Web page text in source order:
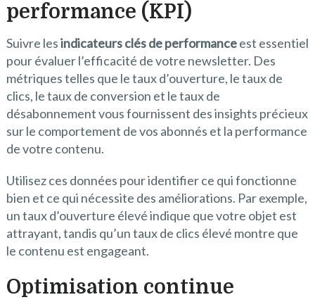
performance (KPI)
Suivre lesindicateurs clés de performanceest essentiel
pour évaluer l’efficacité de votre newsletter. Des
métriques telles que le taux d’ouverture, le taux de
clics, le taux de conversion et le taux de
désabonnement vous fournissent des insights précieux
sur le comportement de vos abonnés et la performance
de votre contenu.
Utilisez ces données pour identifier ce qui fonctionne
bien et ce qui nécessite des améliorations. Par exemple,
un taux d’ouverture élevé indique que votre objet est
attrayant, tandis qu’un taux de clics élevé montre que
le contenu est engageant.
Optimisation continue